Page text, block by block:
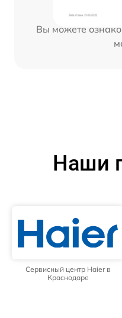
Вы можете
Наши
Сервисный центр Haier в
Краснодаре